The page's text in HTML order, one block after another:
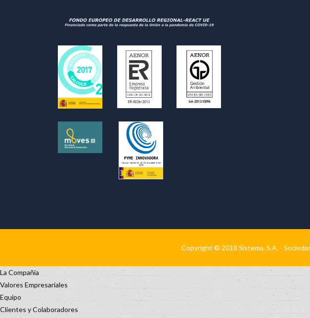
Copyright © 2018 Sistema, S.A. -
La Compañía
Valores Empresariales
Equipo
Clientes y Colaboradores